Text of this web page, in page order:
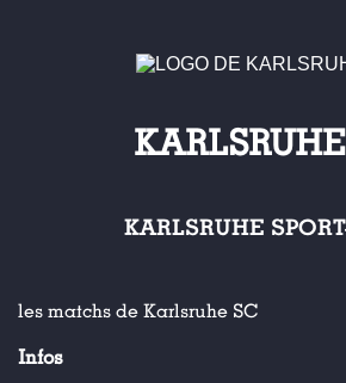
KARLSRUHE
les matchs de Karlsruhe SC
Infos